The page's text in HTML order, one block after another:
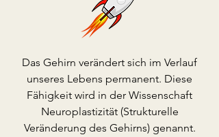
Das Gehirn verändert sich im Verlauf
unseres Lebens permanent. Diese
Fähigkeit wird in der Wissenschaft
Neuroplastizität (Strukturelle
Veränderung des Gehirns) genannt.